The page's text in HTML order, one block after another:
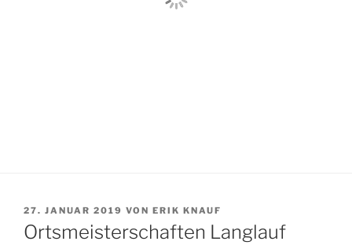
VERÖFFENTLICHT
AM
27. JANUAR 2019 VON ERIK KNAUF
Ortsmeisterschaften Langlauf